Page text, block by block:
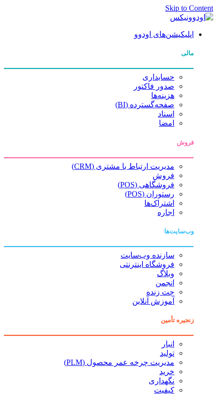
Skip to Content
اپلیکیشن‌های اودوو
مالی
حسابداری
صدور فاکتور
هزینه‌ها
صفحه‌گسترده (BI)
اسناد
امضا
فروش
مدیریت ارتباط با مشتری (CRM)
فروش
فروشگاهی (POS)
رستوران (POS)
اشتراک‌ها
اجاره
وب‌سایت‌ها
سازنده وب‌سایت
فروشگاه اینترنتی
وبلاگ
انجمن
چت زنده
آموزش آنلاین
زنجیره تأمین
انبار
تولید
مدیریت چرخه عمر محصول (PLM)
خرید
نگهداری
کیفیت